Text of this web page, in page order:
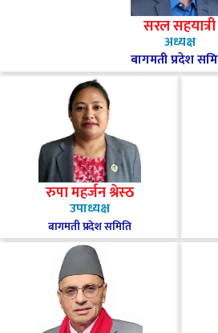
सरल सहयात्री
अध्यक्ष
बागमती प्रदेश
रुपा महर्जन श्रेस्ठ
उपाध्यक्ष
बागमती प्रदेश समिति